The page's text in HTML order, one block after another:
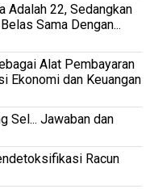
Adalah 22, Sedangkan
Sama Dengan...
Alat Pembayaran
Ekonomi dan Keuangan
Sel... Jawaban dan
Racun